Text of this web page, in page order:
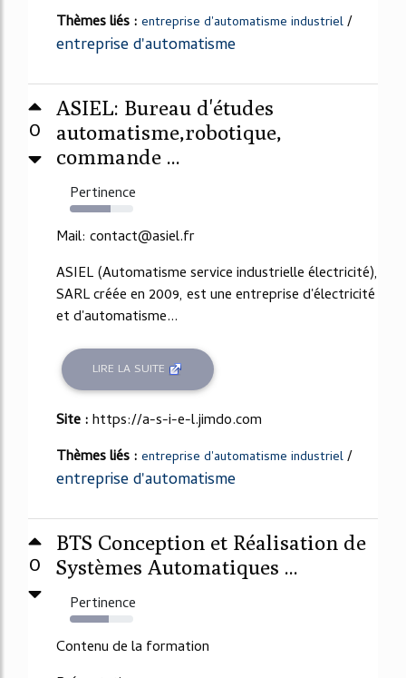
Thèmes liés : entreprise d'automatisme industriel/
entreprise d'automatisme
0
ASIEL: Bureau d'études
automatisme,robotique,
commande ...
Pertinence
64%
Mail: contact@asiel.fr
ASIEL (Automatisme service industrielle électricité),
SARL créée en 2009, est une entreprise d'électricité
et d'automatisme...
LIRE LA SUITE
Site :https://a-s-i-e-l.jimdo.com
Thèmes liés : entreprise d'automatisme industriel/
entreprise d'automatisme
0
BTS Conception et Réalisation de
Systèmes Automatiques ...
Pertinence
61%
Contenu de la formation